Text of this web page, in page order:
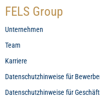
FELS Group
Unternehmen
Team
Karriere
Datenschutzhinweise für
Datenschutzhinweise für